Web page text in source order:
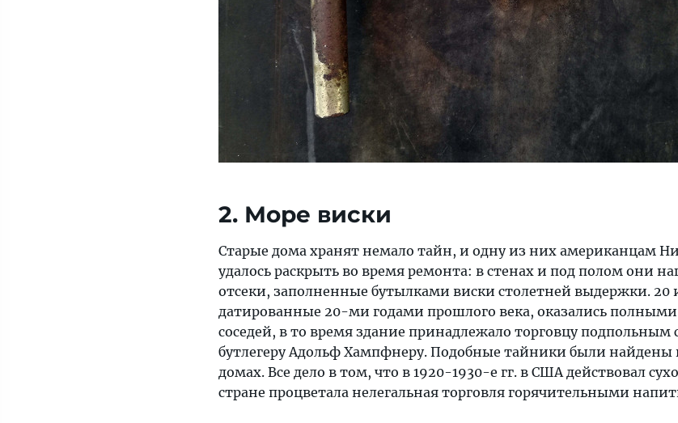
2. Море виски
Старые дома хранят немало тайн, и одну из них американцам
удалось раскрыть во время ремонта: в стенах и под полом они
отсеки, заполненные бутылками виски столетней выдержки. 20
датированные 20-ми годами прошлого века, оказались
соседей, в то время здание принадлежало торговцу
бутлегеру Адольф Хампфнеру. Подобные тайники были найдены
домах. Все дело в том, что в 1920-1930-е гг. в США действовал
стране процветала нелегальная торговля горячительными